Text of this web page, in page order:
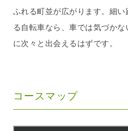
ふれる町並が広がります。細
る自転車なら、車では気づか
に次々と出会えるはずです。
コースマップ